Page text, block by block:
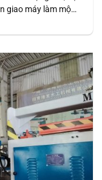
giao máy làm mộng
xuất sẵn sàng vận